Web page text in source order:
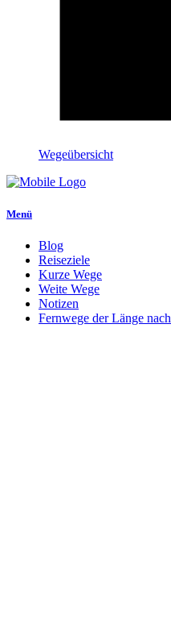
Wegeübersicht
Menü
Blog
Reiseziele
Kurze Wege
Weite Wege
Notizen
Fernwege der Länge nach